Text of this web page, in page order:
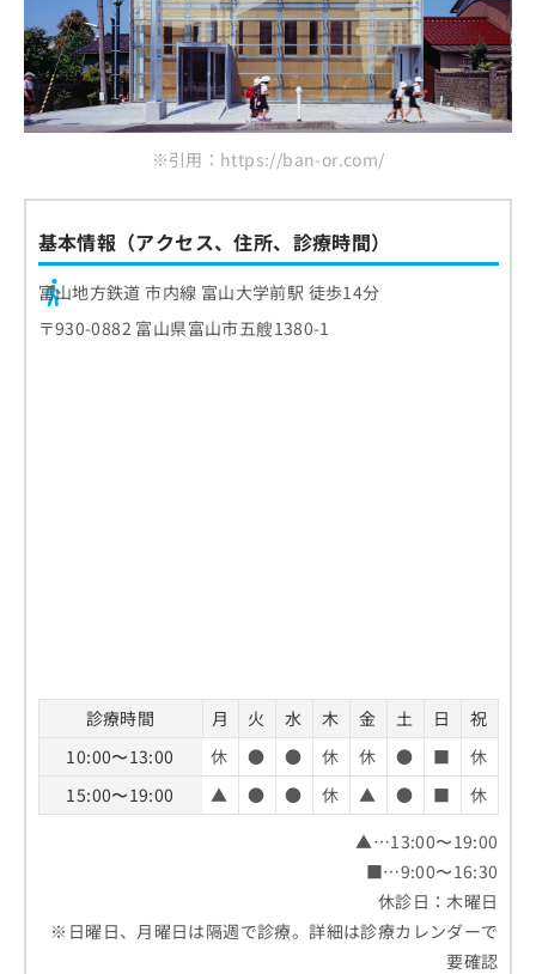
まとめ：富山市で評判のマウスピース型矯正に
おすすめの歯科クリニック10選
※引用：https://ban-or.com/
基本情報（アクセス、住所、診療時間）
富山地方鉄道 市内線 富山大学前駅 徒歩14分
〒930-0882 富山県富山市五艘1380-1
診療時間 月 火 水 木 金 土 日
祝
10:00〜13:00
休 ● ● 休 休 ● ■
休
15:00〜19:00
▲ ● ● 休 ▲ ● ■
休
▲…13:00〜19:00
■…9:00〜16:30
休診日：木曜日
※日曜日、月曜日は隔週で診療。詳細は診療カレンダーで
要確認
ち
ら
そ
問
い
合
せ
こ
ち
ら